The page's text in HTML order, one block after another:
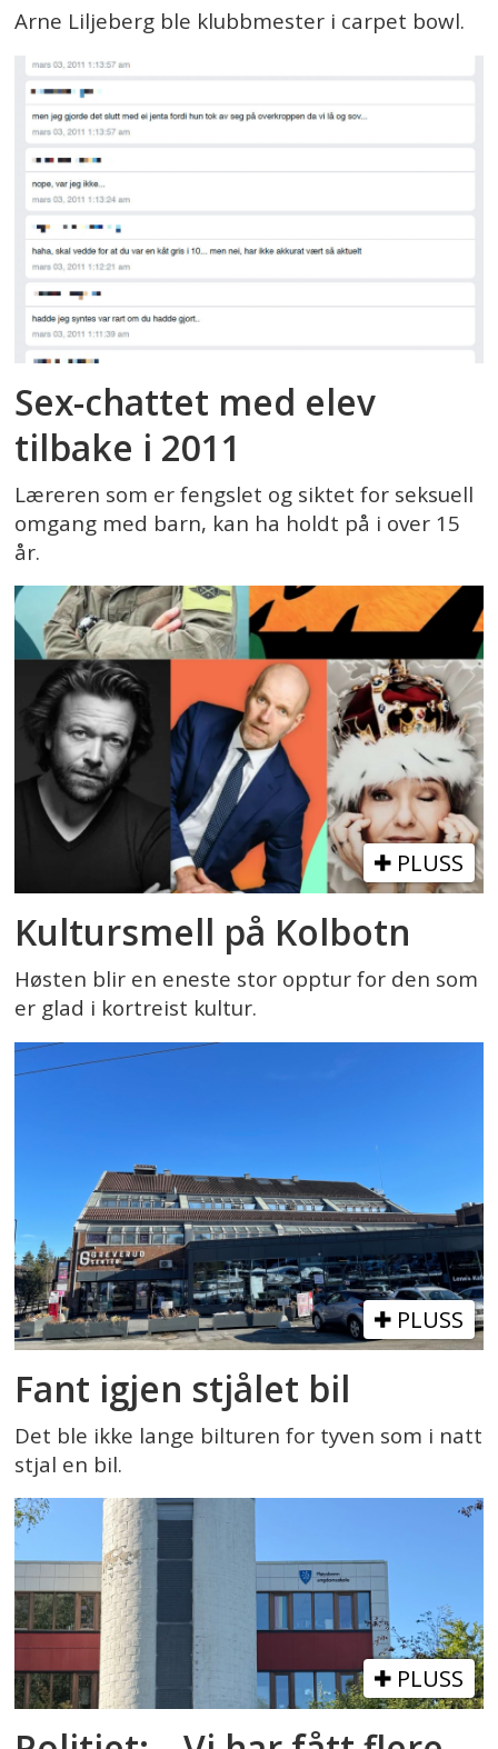
Arne Liljeberg ble klubbmester i carpet bowl.
Sex-chattet med elev
tilbake i 2011
Læreren som er fengslet og siktet for seksuell
omgang med barn, kan ha holdt på i over 15
år.
PLUSS
Kultursmell på Kolbotn
Høsten blir en eneste stor opptur for den som
er glad i kortreist kultur.
PLUSS
Fant igjen stjålet bil
Det ble ikke lange bilturen for tyven som i natt
stjal en bil.
PLUSS